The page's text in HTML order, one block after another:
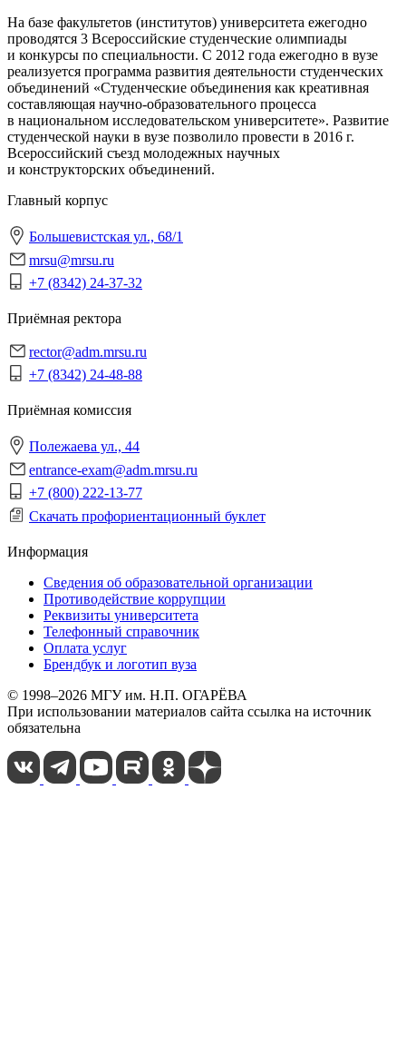
На базе факультетов (институтов) университета ежегодно
проводятся 3 Всероссийские студенческие олимпиады
и конкурсы по специальности. С 2012 года ежегодно в вузе
реализуется программа развития деятельности студенческих
объединений «Студенческие объединения как креативная
составляющая научно-образовательного процесса
в национальном исследовательском университете». Развитие
студенческой науки в вузе позволило провести в 2016 г.
Всероссийский съезд молодежных научных
и конструкторских объединений.
Главный корпус
Большевистская ул., 68/1
mrsu@mrsu.ru
+7 (8342) 24-37-32
Приёмная ректора
rector@adm.mrsu.ru
+7 (8342) 24-48-88
Приёмная комиссия
Полежаева ул., 44
entrance-exam@adm.mrsu.ru
+7 (800) 222-13-77
Скачать профориентационный буклет
Информация
Сведения об образовательной организации
Противодействие коррупции
Реквизиты университета
Телефонный справочник
Оплата услуг
Брендбук и логотип вуза
© 1998–2026 МГУ им. Н.П. ОГАРЁВА
При использовании материалов сайта ссылка на источник
обязательна